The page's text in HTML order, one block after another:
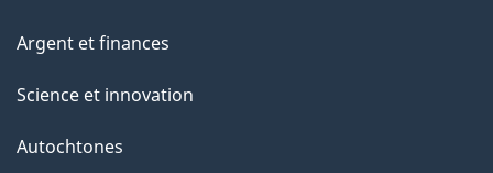
Argent et finances
Science et innovation
Autochtones